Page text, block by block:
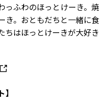
っふわのほっとけーき。焼
き。おともだちと一緒に食
ちはほっとけーきが大好き